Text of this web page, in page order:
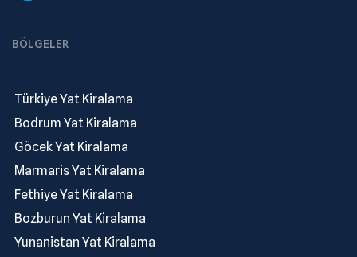
BÖLGELER
Türkiye Yat Kiralama
Bodrum Yat Kiralama
Göcek Yat Kiralama
Marmaris Yat Kiralama
Fethiye Yat Kiralama
Bozburun Yat Kiralama
Yunanistan Yat Kiralama